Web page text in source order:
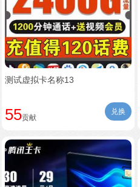
测试虚拟卡名称13
兑换
55贡献